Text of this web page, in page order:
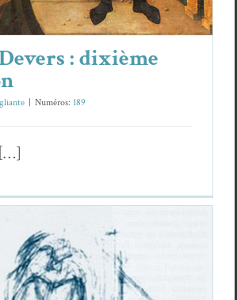
: dixième
Numéros: 189